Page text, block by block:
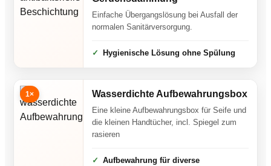
Einfache Übergangslösung bei Ausfall der
normalen Sanitärversorgung.
Hygienische Lösung ohne Spülung
1× Wasserdichte Aufbewahrungsbox
Eine kleine Aufbewahrungsbox für Seife und
die kleinen Handtücher, incl. Spiegel zum
rasieren
Aufbewahrung für diverse